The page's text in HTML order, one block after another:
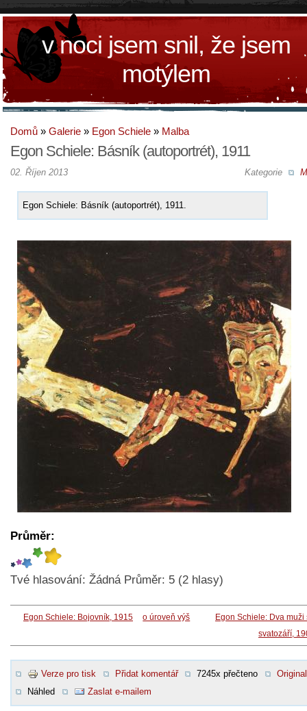
v noci jsem snil, že jsem
motýlem
Domů » Galerie » Egon Schiele » Malba
Egon Schiele: Básník (autoportrét), 1911
Kategorie
02. Říjen 2013
Egon Schiele: Básník (autoportrét), 1911.
Průměr:
Tvé hlasování: Žádná Průměr: 5 (2 hlasy)
Egon Schiele: Bojovník, 1915 o úroveň výš
Egon Schiele: Dva muži
svatozáří,
Verze pro tisk Přidat komentář 7245x přečteno
Original
Náhled
Zaslat e-mailem